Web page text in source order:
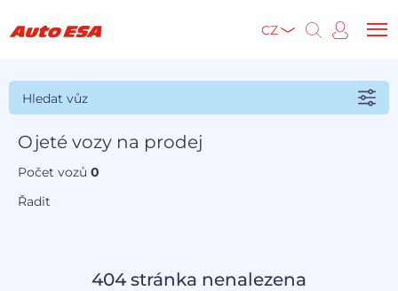
CZ
Hledat vůz
Ojeté vozy na prodej
Počet vozů0
Řadit
404 stránka nenalezena